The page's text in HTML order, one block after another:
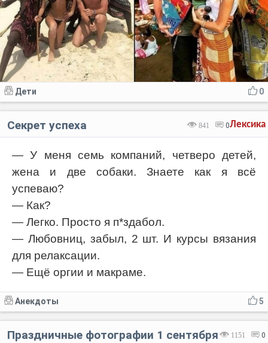
0
Дети
Лексика
841 0
Секрет успеха
— У меня семь компаний, четверо детей,
жена и две собаки. Знаете как я всё
успеваю?
— Как?
— Легко. Просто я п*здабол.
— Любовниц, забыл, 2 шт. И курсы вязания
для релаксации.
— Ещё оргии и макраме.
5
Анекдоты
1151 0
Праздничные фотографии 1 сентября